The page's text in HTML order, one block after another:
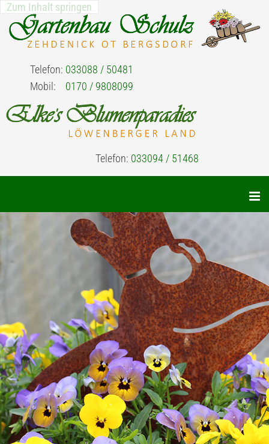
Zum Inhalt springen
Telefon: 033088 / 50481
Mobil: 0170 / 9808099
Telefon: 033094 / 51468